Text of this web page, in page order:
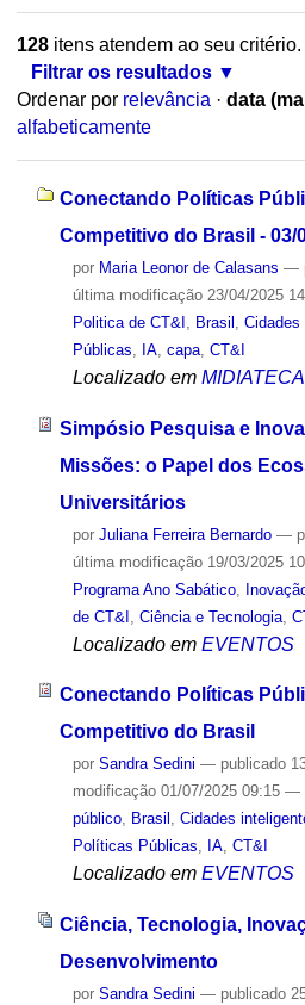
128itens atendem ao seu critério.
Filtrar os resultados
Ordenar por relevância · data
alfabeticamente
Conectando Políticas
Competitivo do Brasil - 03/
por Maria Leonor de Calasans —
última modificação23/04/2025
Politica de CT&I
Brasil Cidades
Públicas
IA, capa, CT&I
Localizado em MIDIATECA
Simpósio Pesquisa e
Missões: o Papel dos
Universitários
por Juliana Ferreira Bernardo —
última modificação19/03/2025
Programa Ano Sabático,
de CT&I Ciência e Tecnologia,
Localizado em EVENTOS
Conectando Políticas
Competitivo do Brasil
por Sandra Sedini — publicado
modificação01/07/2025 09:15 —
público, Brasil , Cidades
Políticas Públicas, IA, CT&I
Localizado em EVENTOS
Ciência, Tecnologia,
Desenvolvimento
por Sandra Sedini — publicado